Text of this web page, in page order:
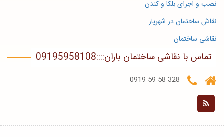
نصب و اجرای بلکا و کندن
نقاش ساختمان در شهریار
نقاشی ساختمان
تماس با نقاشی ساختمان باران::::09195958108
328 58 59 0919